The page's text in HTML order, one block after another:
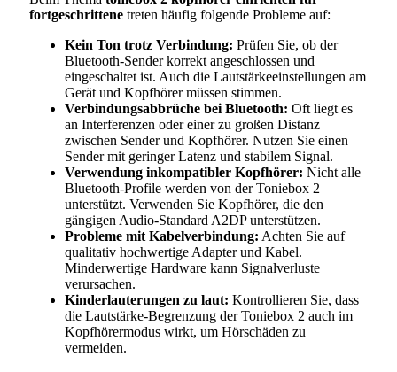
fortgeschrittene treten häufig folgende Probleme auf:
Kein Ton trotz Verbindung: Prüfen Sie, ob der
Bluetooth-Sender korrekt angeschlossen und
eingeschaltet ist. Auch die Lautstärkeeinstellungen am
Gerät und Kopfhörer müssen stimmen.
Verbindungsabbrüche bei Bluetooth: Oft liegt es
an Interferenzen oder einer zu großen Distanz
zwischen Sender und Kopfhörer. Nutzen Sie einen
Sender mit geringer Latenz und stabilem Signal.
Verwendung inkompatibler Kopfhörer: Nicht alle
Bluetooth-Profile werden von der Toniebox 2
unterstützt. Verwenden Sie Kopfhörer, die den
gängigen Audio-Standard A2DP unterstützen.
Probleme mit Kabelverbindung: Achten Sie auf
qualitativ hochwertige Adapter und Kabel.
Minderwertige Hardware kann Signalverluste
verursachen.
Kinderlauterungen zu laut: Kontrollieren Sie, dass
die Lautstärke-Begrenzung der Toniebox 2 auch im
Kopfhörermodus wirkt, um Hörschäden zu
vermeiden.